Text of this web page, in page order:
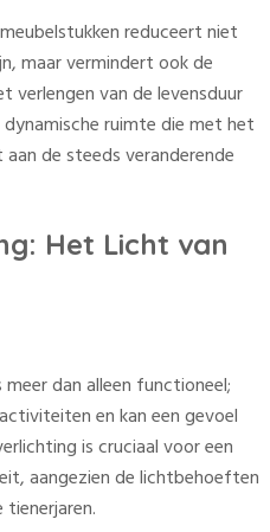
reduceert niet
maar vermindert ook de
van de levensduur
ruimte die met het
de steeds veranderende
Het Licht van
dan alleen functioneel;
en kan een gevoel
is cruciaal voor een
aangezien de lichtbehoeften